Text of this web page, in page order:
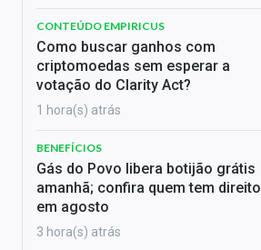
CONTEÚDO EMPIRICUS
Como buscar ganhos com
criptomoedas sem esperar a
votação do Clarity Act?
1 hora(s) atrás
BENEFÍCIOS
Gás do Povo libera botijão grátis
amanhã; confira quem tem direito
em agosto
3 hora(s) atrás